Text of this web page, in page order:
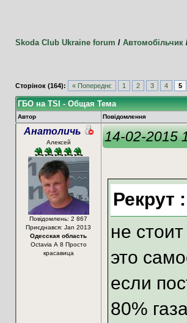
Skoda Club Ukraine forum / Автомобільчик
Сторінок (164): « Попереднє 1 2 3 4 5
ГБО на TSI - Общая Тема
Автор Повідомлення
Анатоличь
Алeксeй
Повідомлень: 2 867
Приєднався: Jan 2013
Одесская область
Octavia А 8 Просто
красавица
14-02-2015
Рекрут :
не
это
если
80%